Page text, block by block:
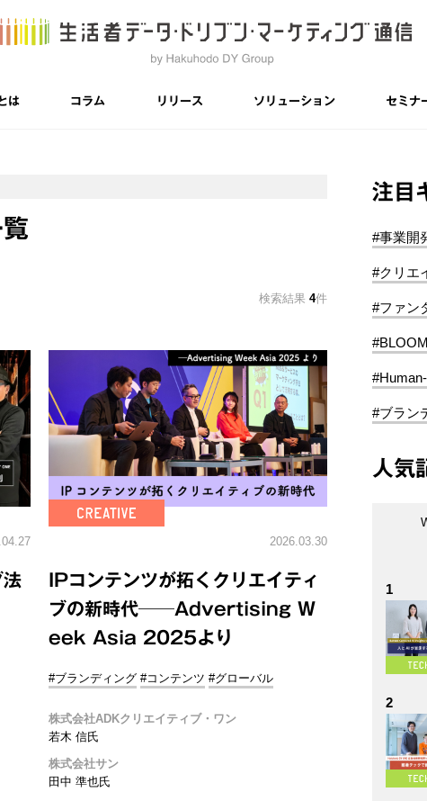
は コラム リリース ソリューション セミナ
検索結果 4件
法
2026.03.30
IPコンテンツが拓くクリエイティ
ブの新時代──Advertising W
eek Asia 2025より
#ブランディング #コンテンツ #グローバル
株式会社ADKクリエイティブ・ワン
若木 信氏
株式会社サン
田中 準也氏
注目
#事業開
#クリエ
#ファン
#BLOOM
#ブラン
人気
1
2